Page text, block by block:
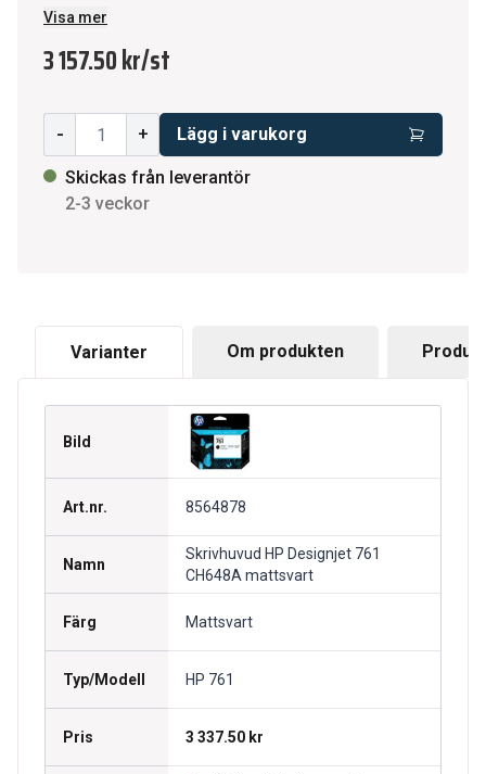
skriva ut enkelt och smidigt. Få skarp text, hög
klara färger för många olika typer av utskrifter.
CAD-ritningar. Imponera på kunderna med skarpa,
exakta renderingar, professionella bilder och
snygga presentationer. Skrivhuvudena passar till
följande maskiner: HP Designjet T7100 Printer.
Visa mer
3 157.50 kr/st
- + Lägg i varukorg
Skickas från leverantör
2-3 veckor
Varianter Om produkten
Bild
Art.nr. 8564878
Namn
Skrivhuvud HP Designjet 761
CH648A mattsvart
Färg Mattsvart
Typ/Modell HP 761
Pris 3 337.50 kr